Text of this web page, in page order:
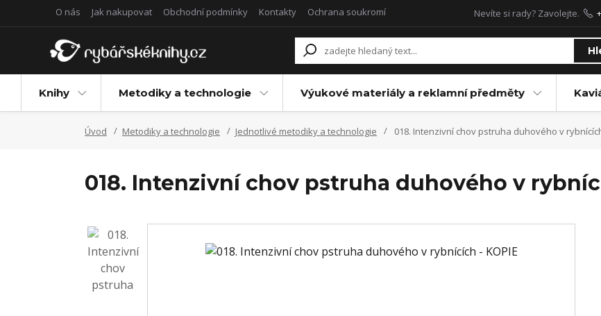
O nás Jak nakupovat Obchodní podmínky Kontakty Ochrana soukromí Nevíte si rady? Zavolejte.
Knihy Metodiky a technologie Výukové materiály a reklamní předměty
Úvod Metodiky a technologie Jednotlivé metodiky a technologie 018. Intenzivní chov pstruha duhového v
018. Intenzivní chov pstruha duhového v